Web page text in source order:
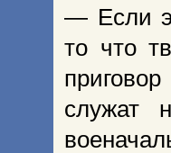
— Если
то что
служат